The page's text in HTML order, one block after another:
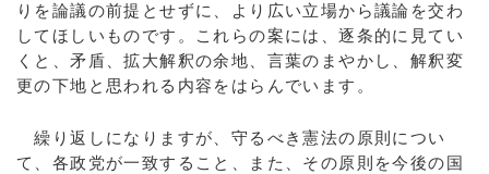
りを論議の前提とせずに、より広い立場から議論を交わ
してほしいものです。これらの案には、逐条的に見てい
くと、矛盾、拡大解釈の余地、言葉のまやかし、解釈変
更の下地と思われる内容をはらんでいます。
繰り返しになりますが、守るべき憲法の原則につい
て、各政党が一致すること、また、その原則を今後の国